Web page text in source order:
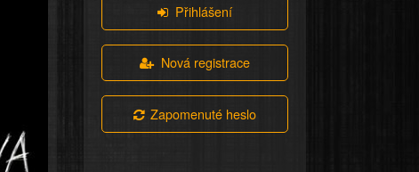
Přihlášení
Nová registrace
Zapomenuté heslo